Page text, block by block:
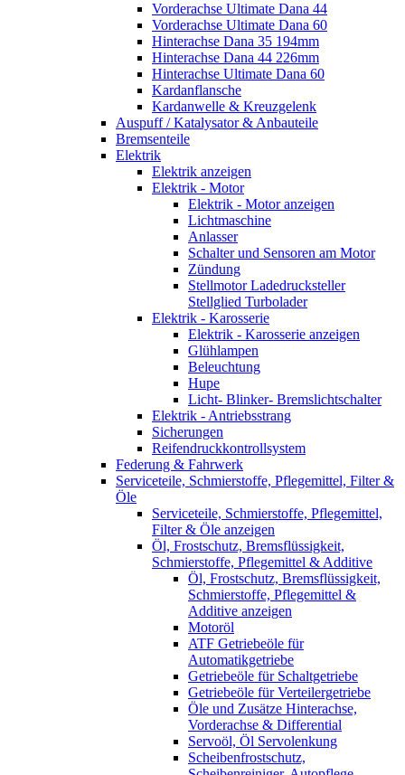
Vorderachse Ultimate Dana 44
Vorderachse Ultimate Dana 60
Hinterachse Dana 35 194mm
Hinterachse Dana 44 226mm
Hinterachse Ultimate Dana 60
Kardanflansche
Kardanwelle & Kreuzgelenk
Auspuff / Katalysator & Anbauteile
Bremsenteile
Elektrik
Elektrik anzeigen
Elektrik - Motor
Elektrik - Motor anzeigen
Lichtmaschine
Anlasser
Schalter und Sensoren am Motor
Zündung
Stellmotor Ladedrucksteller
Stellglied Turbolader
Elektrik - Karosserie
Elektrik - Karosserie anzeigen
Glühlampen
Beleuchtung
Hupe
Licht- Blinker- Bremslichtschalter
Elektrik - Antriebsstrang
Sicherungen
Reifendruckkontrollsystem
Federung & Fahrwerk
Serviceteile, Schmierstoffe, Pflegemittel, Filter &
Öle
Serviceteile, Schmierstoffe, Pflegemittel,
Filter & Öle anzeigen
Öl, Frostschutz, Bremsflüssigkeit,
Schmierstoffe, Pflegemittel & Additive
Öl, Frostschutz, Bremsflüssigkeit,
Schmierstoffe, Pflegemittel &
Additive anzeigen
Motoröl
ATF Getriebeöle für
Automatikgetriebe
Getriebeöle für Schaltgetriebe
Getriebeöle für Verteilergetriebe
Öle und Zusätze Hinterachse,
Vorderachse & Differential
Servoöl, Öl Servolenkung
Scheibenfrostschutz,